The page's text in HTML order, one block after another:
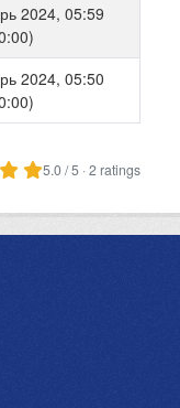
2024, 05:59
2024, 05:50
5.0 / 5 · 2 ratings